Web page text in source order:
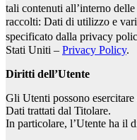
tali contenuti all’interno
raccolti: Dati di utilizzo e
specificato dalla privacy
Stati Uniti – Privacy Policy.
Diritti dell’Utente
Gli Utenti possono
Dati trattati dal Titolare.
In particolare, l’Utente ha il